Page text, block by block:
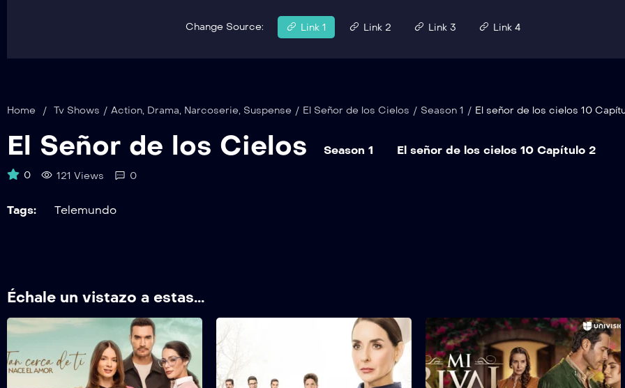
Change Source: Link 1 Link 2 Link 3 Link 4
Home / Tv Shows / Action, Drama, Narcoserie, Suspense / El Señor de los Cielos / Season 1 / El señor de los cielos 10
El Señor de los Cielos Season 1 El señor de los cielos 10 Capítulo 2
0 121 Views 0
Tags: Telemundo
Échale un vistazo a estas...